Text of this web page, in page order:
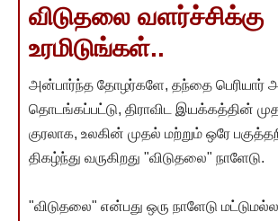
விடுதலை வளர்ச்சிக்கு
உரமிடுங்கள்..
அன்பார்ந்த தோழர்களே, தந்தை பெரியார்
தொடங்கப்பட்டு, திராவிட இயக்கத்தின்
குரலாக, உலகின் முதல் மற்றும் ஒரே
திகழ்ந்து வருகிறது "விடுதலை" நாளேடு.
"விடுதலை" என்பது ஒரு நாளேடு